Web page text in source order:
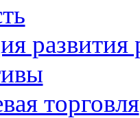
развития
торговля